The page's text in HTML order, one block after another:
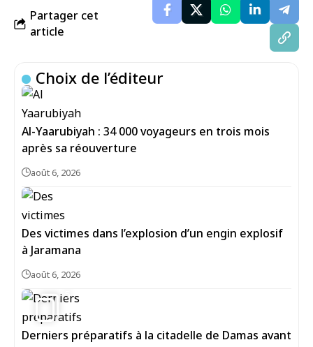
Partager cet
article
Choix de l’éditeur
Al-Yaarubiyah : 34 000 voyageurs en trois mois
après sa réouverture
août 6, 2026
Des victimes dans l’explosion d’un engin explosif
à Jaramana
août 6, 2026
5
Derniers préparatifs à la citadelle de Damas avant